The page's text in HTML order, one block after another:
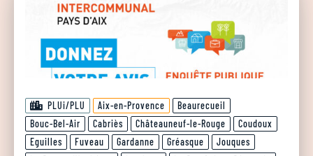
PLUi/PLU Aix-en-Provence
Beaurecueil
Bouc-Bel-Air
Cabriès Châteauneuf-le-Rouge
Coudoux
Eguilles
Fuveau Gardanne Gréasque
Jouques